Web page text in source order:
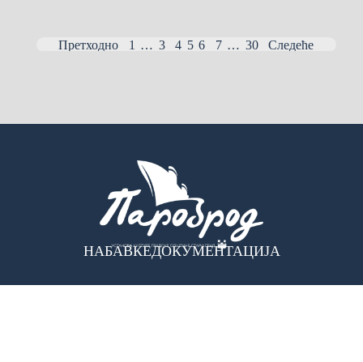
Претходно 1 … 3 4 5 6 7 … 30 Следеће
НАБАВКЕДОКУМЕНТАЦИЈА